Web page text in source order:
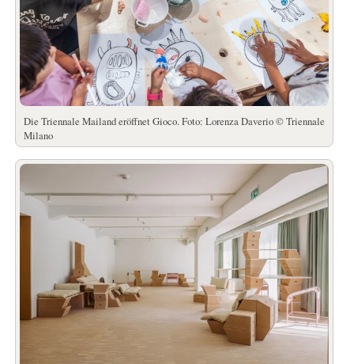
Die Triennale Mailand eröffnet Gioco. Foto: Lorenza Daverio © Triennale
Milano